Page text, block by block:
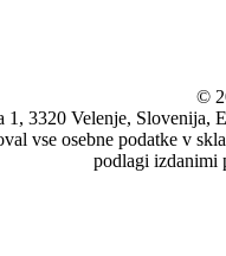
©
1, 3320 Velenje,
vse osebne podatke v
podlagi izdanimi